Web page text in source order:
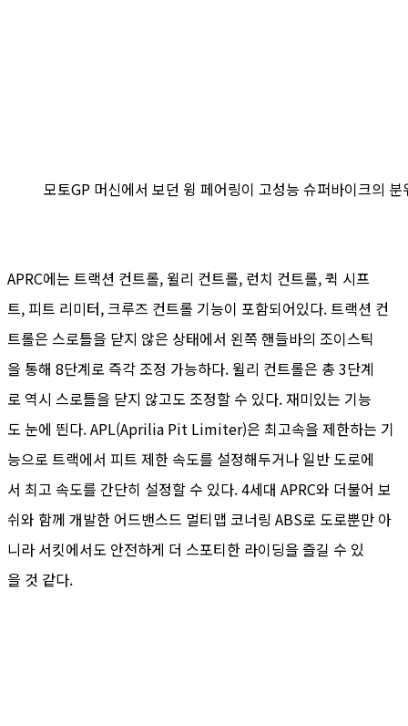
모토GP 머신에서 보던 윙 페어링이 고성능 슈퍼바이크의 분
APRC에는 트랙션 컨트롤, 윌리 컨트롤, 런치 컨트롤, 퀵 시프
트, 피트 리미터, 크루즈 컨트롤 기능이 포함되어있다. 트랙션 컨
트롤은 스로틀을 닫지 않은 상태에서 왼쪽 핸들바의 조이스틱
을 통해 8단계로 즉각 조정 가능하다. 윌리 컨트롤은 총 3단계
로 역시 스로틀을 닫지 않고도 조정할 수 있다. 재미있는 기능
도 눈에 띈다. APL(Aprilia Pit Limiter)은 최고속을 제한하는 기
능으로 트랙에서 피트 제한 속도를 설정해두거나 일반 도로에
서 최고 속도를 간단히 설정할 수 있다. 4세대 APRC와 더불어 보
쉬와 함께 개발한 어드밴스드 멀티맵 코너링 ABS로 도로뿐만 아
니라 서킷에서도 안전하게 더 스포티한 라이딩을 즐길 수 있
을 것 같다.